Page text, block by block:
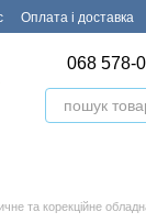
Оплата і доставка
068 578-
та корекційне